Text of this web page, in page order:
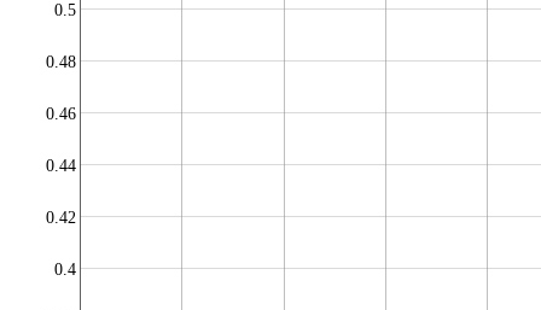
0.4
0.42
0.44
0.46
0.48
0.5